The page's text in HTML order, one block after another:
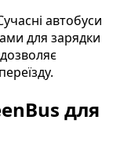
автобуси
для зарядки
для